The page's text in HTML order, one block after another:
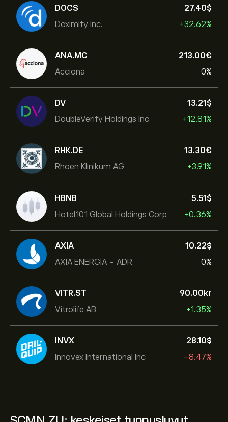
DOCS
Doximity Inc.
27.40‎$‎
+32.62%
ANA.MC
Acciona
213.00‎€‎
0%
DV
DoubleVerify Holdings Inc
13.21‎$‎
+12.81%
RHK.DE
Rhoen Klinikum AG
13.30‎€‎
+3.91%
HBNB
Hotel101 Global Holdings Corp
5.51‎$‎
+0.36%
AXIA
AXIA ENERGIA - ADR
10.22‎$‎
0%
VITR.ST
Vitrolife AB
90.00‎kr‎
+1.35%
INVX
Innovex International Inc
28.10‎$‎
-8.47%